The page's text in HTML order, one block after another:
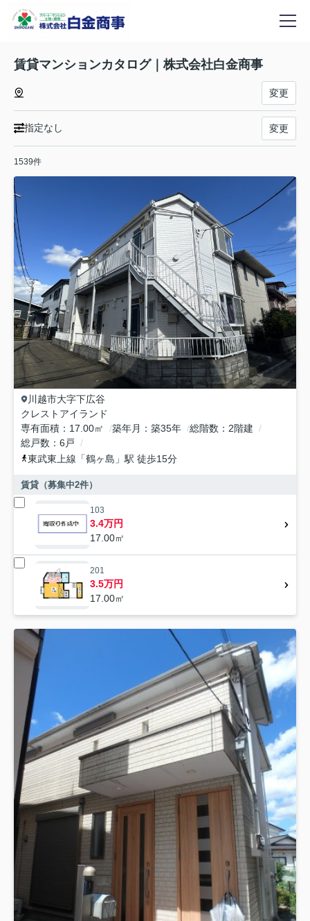
賃貸マンションカタログ｜株式会社白金商事
変更
指定なし 変更
1539件
川越市大字下広谷
クレストアイランド
専有面積
17.00㎡ 築年月 築35年 総階数
2階建
総戸数
6戸
東武東上線 「鶴ヶ島 」駅 徒歩15分
賃貸（募集中2件）
103
3.4万円
17.00㎡
201
3.5万円
17.00㎡